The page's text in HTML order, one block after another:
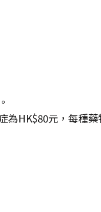
為HK$80元，每種藥